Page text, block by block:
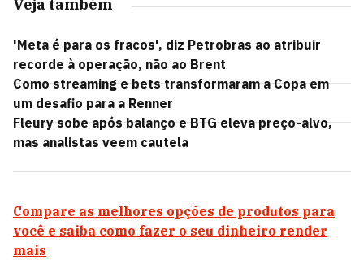
Veja também
'Meta é para os fracos', diz Petrobras ao atribuir
recorde à operação, não ao Brent
Como streaming e bets transformaram a Copa em
um desafio para a Renner
Fleury sobe após balanço e BTG eleva preço-alvo,
mas analistas veem cautela
Compare as melhores opções de produtos para
você e saiba como fazer o seu dinheiro render
mais